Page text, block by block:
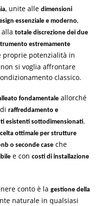
, unite alle dimensioni
essenziale e moderno,
alla totale discrezione dei due
estremamente
proprie potenzialità in
si voglia affrontare
classico.
fondamentale allorché
raffreddamento e
esistenti sottodimensionati.
ottimale per strutture
o seconde case che
e con costi di installazione
conto è la gestione della
naturale in qualsiasi